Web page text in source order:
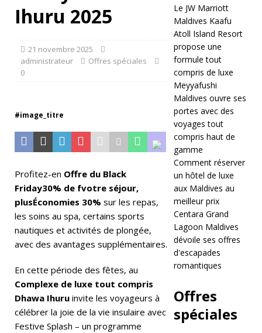
w
ur
p
Ihuru 2025
21 novembre 2025
administrateur
Offres spéciales
0
#image_titre
Profitez-en Offre du Black
Friday30% de fvotre séjour,
plusÉconomies 30% sur les repas,
les soins au spa, certains sports
nautiques et activités de plongée,
avec des avantages supplémentaires.
En cette période des fêtes, au
Complexe de luxe tout compris
Dhawa Ihuru invite les voyageurs à
célébrer la joie de la vie insulaire avec
Festive Splash – un programme
Le JW Marriott
Maldives Kaafu
Atoll Island Resort
propose une
formule tout
compris de luxe
Meyyafushi
Maldives ouvre ses
portes avec des
voyages tout
compris haut de
gamme
Comment réserver
un hôtel de luxe
aux Maldives au
meilleur prix
Centara Grand
Lagoon Maldives
dévoile ses offres
d'escapades
romantiques
Offres
spéciales